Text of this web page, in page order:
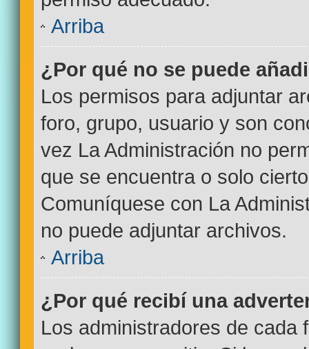
Arriba
¿Por qué no se puede
Los permisos para adjuntar
foro, grupo, usuario y son
vez La Administración no
que se encuentra o solo
Comuníquese con La
no puede adjuntar archivos.
Arriba
¿Por qué recibí una
Los administradores de cada